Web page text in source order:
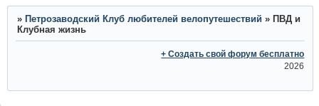
» Петрозаводский Клуб любителей велопутешествий » ПВД и
Клубная жизнь
+ Создать свой форум бесплатно
2026